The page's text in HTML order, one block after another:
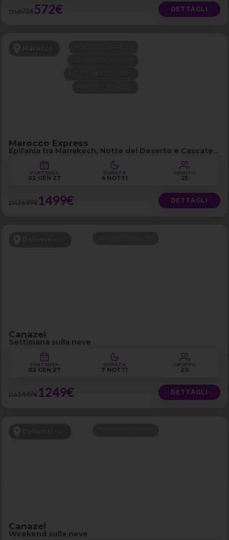
DA672€572€ DETTAGLI
Marocco
Marocco Express
Epifania tra Marrakech, Notte del Deserto e Cascate
di Ouzoud
PARTENZA
02 GEN 27
DURATA
4 NOTTI
GRUPPO
25
DA1699€1499€ DETTAGLI
Dolomiti - Canazei
Canazei
Settimana sulla neve
PARTENZA
02 GEN 27
DURATA
7 NOTTI
GRUPPO
20
DA1449€1249€ DETTAGLI
Dolomiti - Canazei
Canazei
Weekend sulla neve